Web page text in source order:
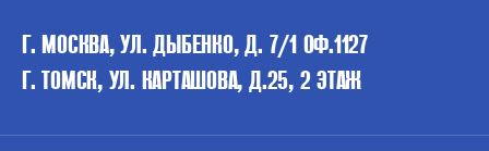
Г. МОСКВА, УЛ. ДЫБЕНКО, Д. 7/1 ОФ.1127
Г. ТОМСК, УЛ. КАРТАШОВА, Д.25, 2 ЭТАЖ